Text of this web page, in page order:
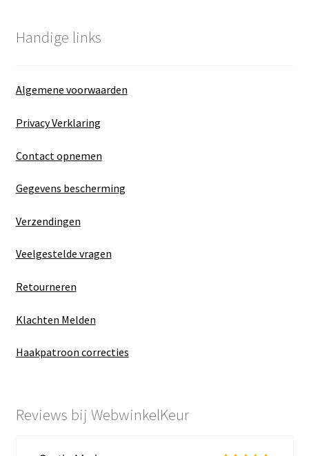
Handige links
Algemene voorwaarden
Privacy Verklaring
Contact opnemen
Gegevens bescherming
Verzendingen
Veelgestelde vragen
Retourneren
Klachten Melden
Haakpatroon correcties
Reviews bij WebwinkelKeur